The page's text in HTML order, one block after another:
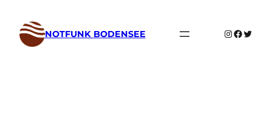
Inhalt
springen NOTFUNK BODENSEE InstagramTwitter